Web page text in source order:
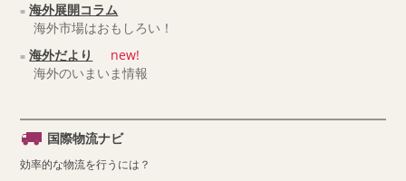
海外展開コラム
海外市場はおもしろい！
海外だより
new!
海外のいまいま情報
国際物流ナビ
効率的な物流を行うには？